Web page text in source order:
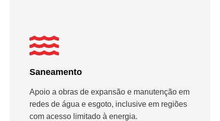
Saneamento
Apoio a obras de expansão e manutenção em
redes de água e esgoto, inclusive em regiões
com acesso limitado à energia.